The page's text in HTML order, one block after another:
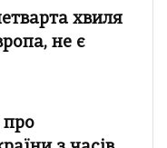
хвиля
не є
про